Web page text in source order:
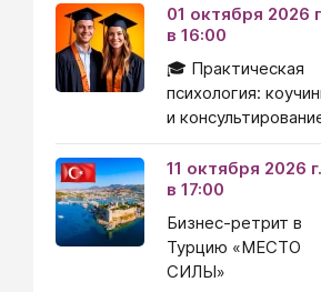
01 октября 2026
в 16:00
🎓 Практическая
психология:
и
11 октября 2026 г.
в 17:00
Бизнес-ретрит в
Турцию «МЕСТО
СИЛЫ»